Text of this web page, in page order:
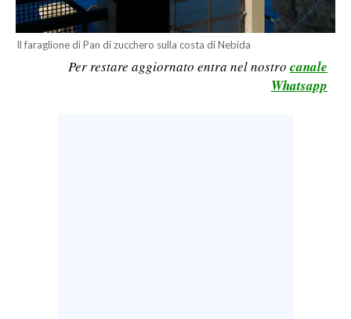
SPORT IN SARDEGNA
Il faraglione di Pan di zucchero sulla costa di Nebida
Per restare aggiornato entra nel nostro canale
Whatsapp